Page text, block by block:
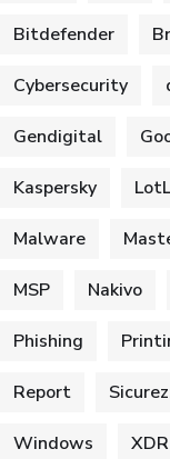
Bitdefender
Cybersecurity
Gendigital
Kaspersky LotL
Malware
MSP Nakivo
Phishing
Report
Windows XDR